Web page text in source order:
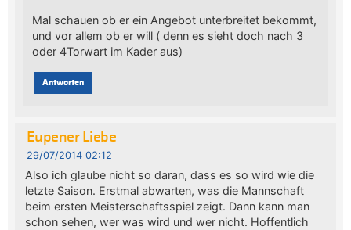
Mal schauen ob er ein Angebot unterbreitet bekommt,
und vor allem ob er will ( denn es sieht doch nach 3
oder 4Torwart im Kader aus)
Antworten
Eupener Liebe
29/07/2014 02:12
Also ich glaube nicht so daran, dass es so wird wie die
letzte Saison. Erstmal abwarten, was die Mannschaft
beim ersten Meisterschaftsspiel zeigt. Dann kann man
schon sehen, wer was wird und wer nicht. Hoffentlich